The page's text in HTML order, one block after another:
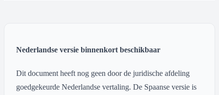
Nederlandse versie binnenkort beschikbaar
Dit document heeft nog geen door de juridische afdeling
goedgekeurde Nederlandse vertaling. De Spaanse versie is